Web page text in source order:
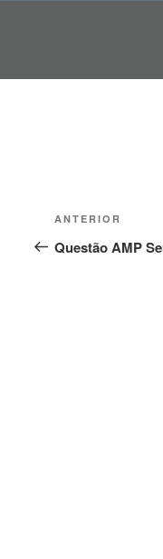
conteúdo
Navegação
de
Post
anterior
ANTERIOR
Questão AMP